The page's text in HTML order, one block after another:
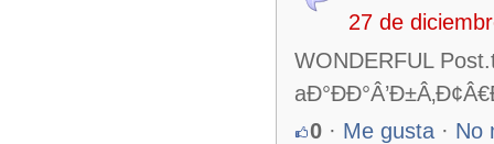
27 de
WONDERFUL
0 · Me gusta · No